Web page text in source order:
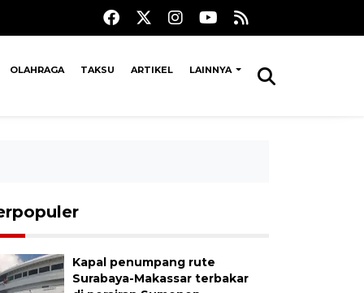
OLAHRAGA TAKSU ARTIKEL LAINNYA
Kapal penumpang rute
Surabaya-Makassar terbakar